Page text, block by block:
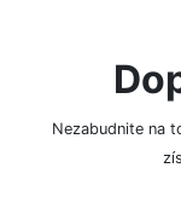
Nezabudnite na